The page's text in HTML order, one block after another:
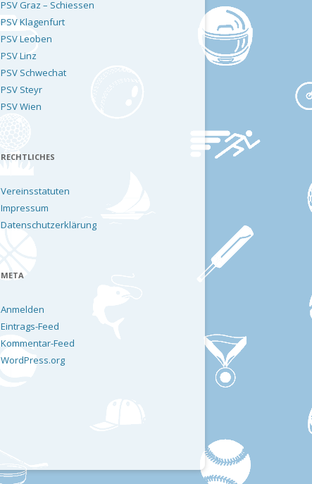
PSV Graz – Schiessen
PSV Klagenfurt
PSV Leoben
PSV Linz
PSV Schwechat
PSV Steyr
PSV Wien
RECHTLICHES
Vereinsstatuten
Impressum
Datenschutzerklärung
META
Anmelden
Eintrags-Feed
Kommentar-Feed
WordPress.org